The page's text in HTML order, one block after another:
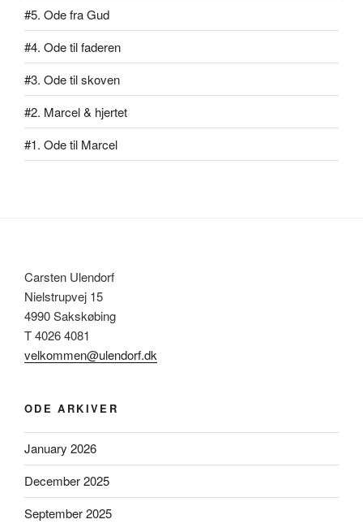
#5. Ode fra Gud
#4. Ode til faderen
#3. Ode til skoven
#2. Marcel & hjertet
#1. Ode til Marcel
Carsten Ulendorf
Nielstrupvej 15
4990 Sakskøbing
T 4026 4081
velkommen@ulendorf.dk
ODE ARKIVER
January 2026
December 2025
September 2025